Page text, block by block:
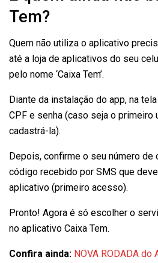
Tem?
Quem não utiliza o aplicativo
até a loja de aplicativos do seu
pelo nome ‘Caixa Tem’.
Diante da instalação do app, na
CPF e senha (caso seja o primeiro
cadastrá-la).
Depois, confirme o seu número de
código recebido por SMS que
aplicativo (primeiro acesso).
Pronto! Agora é só escolher o
no aplicativo Caixa Tem.
Confira ainda: NOVA RODADA